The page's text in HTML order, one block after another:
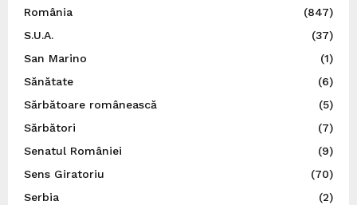
România
(847)
S.U.A.
(37)
San Marino
(1)
Sănătate
(6)
Sărbătoare românească
(5)
Sărbători
(7)
Senatul României
(9)
Sens Giratoriu
(70)
Serbia
(2)